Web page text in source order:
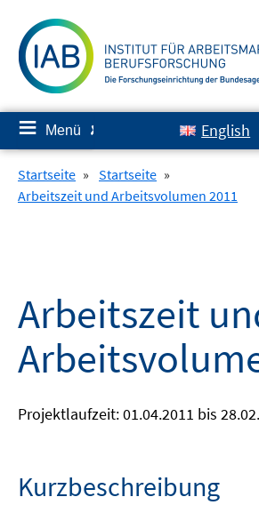
zum
Inhalt
≡ Menü ✘ English
Startseite » Startseite »
Arbeitszeit und Arbeitsvolumen 2011
Arbeitszeit
Projektlaufzeit: 01.04.2011 bis
Kurzbeschreibung